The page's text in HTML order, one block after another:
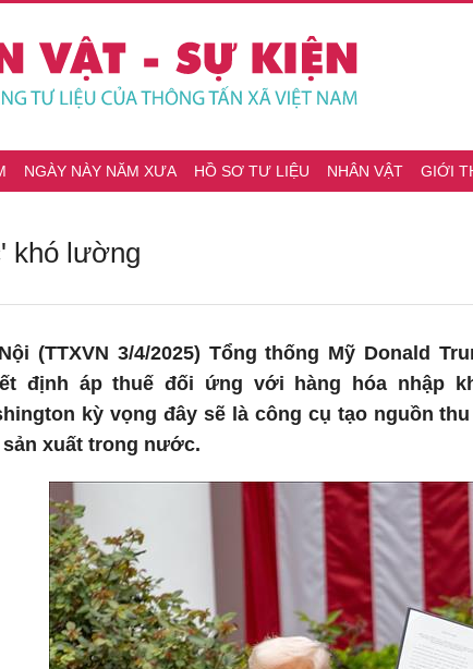
NGÀY NÀY NĂM XƯA HỒ SƠ TƯ LIỆU NHÂN VẬT GIỚI
khó lường
(TTXVN 3/4/2025) Tổng thống Mỹ Donald
định áp thuế đối ứng với hàng hóa nhập
kỳ vọng đây sẽ là công cụ tạo nguồn
sản xuất trong nước.